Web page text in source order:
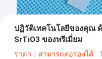
ปฏิวัติเทคโนโลยีของคุณ
SrTiO3 ของพรีเมี่ยม
ราคา：สามารถต่อรองได้